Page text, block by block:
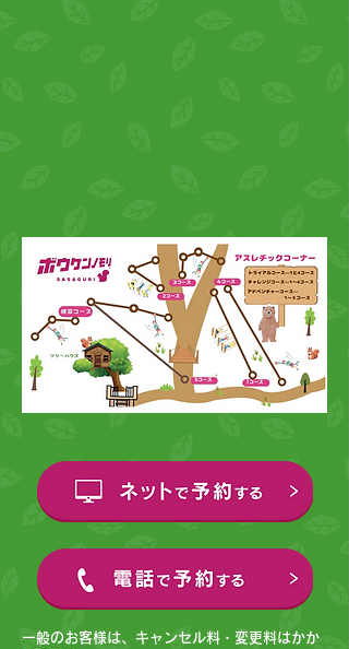
一般のお客様は、キャンセル料・変更料はかか